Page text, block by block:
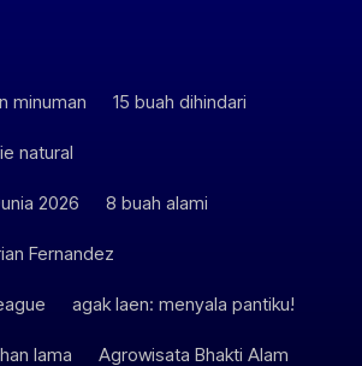
minuman 15 buah dihindari
natural
2026 8 buah alami
Fernandez
agak laen: menyala pantiku!
lama Agrowisata Bhakti Alam